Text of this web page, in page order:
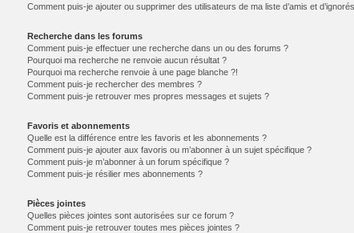
Comment puis-je ajouter ou supprimer des utilisateurs de ma liste d’amis et
Recherche dans les forums
Comment puis-je effectuer une recherche dans un ou des forums ?
Pourquoi ma recherche ne renvoie aucun résultat ?
Pourquoi ma recherche renvoie à une page blanche ?!
Comment puis-je rechercher des membres ?
Comment puis-je retrouver mes propres messages et sujets ?
Favoris et abonnements
Quelle est la différence entre les favoris et les abonnements ?
Comment puis-je ajouter aux favoris ou m’abonner à un sujet spécifique ?
Comment puis-je m’abonner à un forum spécifique ?
Comment puis-je résilier mes abonnements ?
Pièces jointes
Quelles pièces jointes sont autorisées sur ce forum ?
Comment puis-je retrouver toutes mes pièces jointes ?